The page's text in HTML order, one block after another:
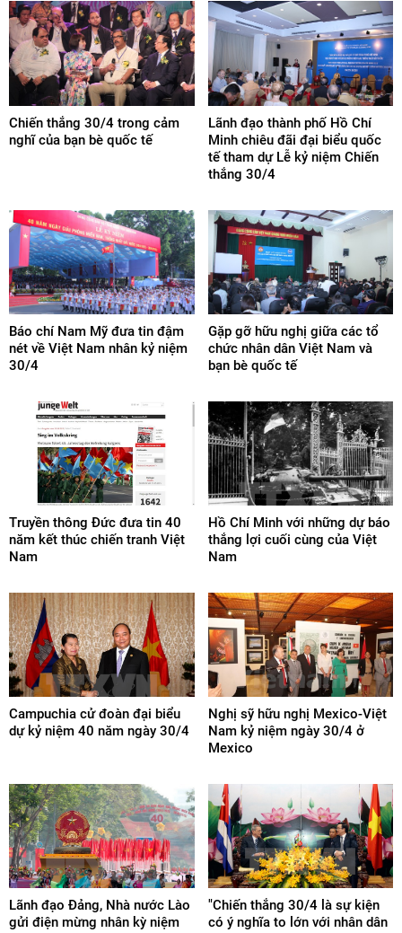
Chiến thắng 30/4 trong cảm
nghĩ của bạn bè quốc tế
Lãnh đạo thành phố Hồ Chí
Minh chiêu đãi đại biểu quốc
tế tham dự Lễ kỷ niệm Chiến
thắng 30/4
Báo chí Nam Mỹ đưa tin đậm
nét về Việt Nam nhân kỷ niệm
30/4
Gặp gỡ hữu nghị giữa các tổ
chức nhân dân Việt Nam và
bạn bè quốc tế
Truyền thông Đức đưa tin 40
năm kết thúc chiến tranh Việt
Nam
Hồ Chí Minh với những dự báo
thắng lợi cuối cùng của Việt
Nam
Campuchia cử đoàn đại biểu
dự kỷ niệm 40 năm ngày 30/4
Nghị sỹ hữu nghị Mexico-Việt
Nam kỷ niệm ngày 30/4 ở
Mexico
Lãnh đạo Đảng, Nhà nước Lào
gửi điện mừng nhân kỳ niệm
"Chiến thắng 30/4 là sự kiện
có ý nghĩa to lớn với nhân dân